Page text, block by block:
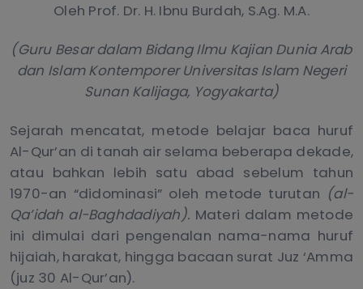
Oleh Prof. Dr. H. Ibnu Burdah, S.Ag. M.A.
(Guru Besar dalam Bidang Ilmu Kajian Dunia Arab
dan Islam Kontemporer Universitas Islam Negeri
Sunan Kalijaga, Yogyakarta)
Sejarah mencatat, metode belajar baca huruf
Al-Qur’an di tanah air selama beberapa dekade,
atau bahkan lebih satu abad sebelum tahun
1970-an “didominasi” oleh metode turutan (al-
Qa’idah al-Baghdadiyah). Materi dalam metode
ini dimulai dari pengenalan nama-nama huruf
hijaiah, harakat, hingga bacaan surat Juz ‘Amma
(juz 30 Al-Qur’an).